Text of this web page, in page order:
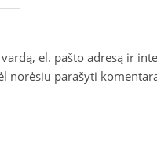
el. pašto adresą ir
norėsiu parašyti